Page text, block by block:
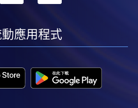
linkedin
動應用程式